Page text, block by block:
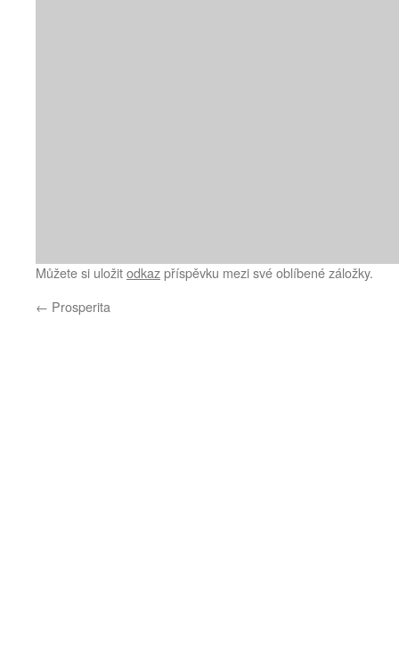
Můžete si uložitodkazpříspěvku mezi své oblíbené záložky.
← Prosperita